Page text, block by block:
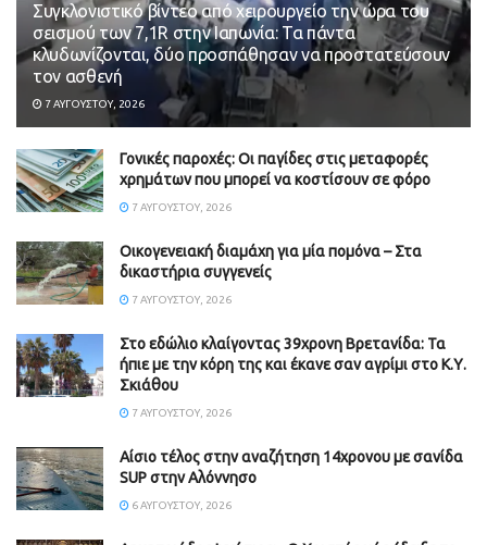
Συγκλονιστικό βίντεο από χειρουργείο την ώρα του
σεισμού των 7,1R στην Ιαπωνία: Τα πάντα
κλυδωνίζονται, δύο προσπάθησαν να προστατεύσουν
τον ασθενή
7 ΑΥΓΟΎΣΤΟΥ, 2026
Γονικές παροχές: Οι παγίδες στις μεταφορές
χρημάτων που μπορεί να κοστίσουν σε φόρο
7 ΑΥΓΟΎΣΤΟΥ, 2026
Οικογενειακή διαμάχη για μία πομόνα – Στα
δικαστήρια συγγενείς
7 ΑΥΓΟΎΣΤΟΥ, 2026
Στο εδώλιο κλαίγοντας 39χρονη Βρετανίδα: Τα
ήπιε με την κόρη της και έκανε σαν αγρίμι στο Κ.Υ.
Σκιάθου
7 ΑΥΓΟΎΣΤΟΥ, 2026
Αίσιο τέλος στην αναζήτηση 14χρονου με σανίδα
SUP στην Αλόννησο
6 ΑΥΓΟΎΣΤΟΥ, 2026